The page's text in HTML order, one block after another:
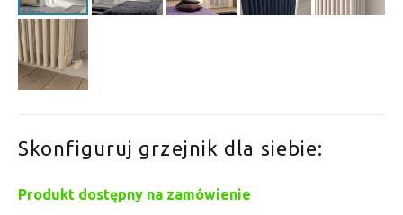
Skonfiguruj grzejnik dla siebie:
Produkt dostępny na zamówienie